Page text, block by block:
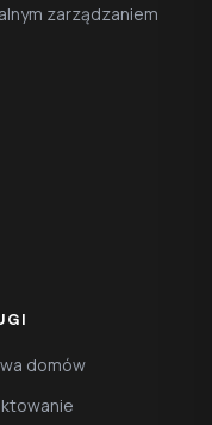
zarządzaniem
domów